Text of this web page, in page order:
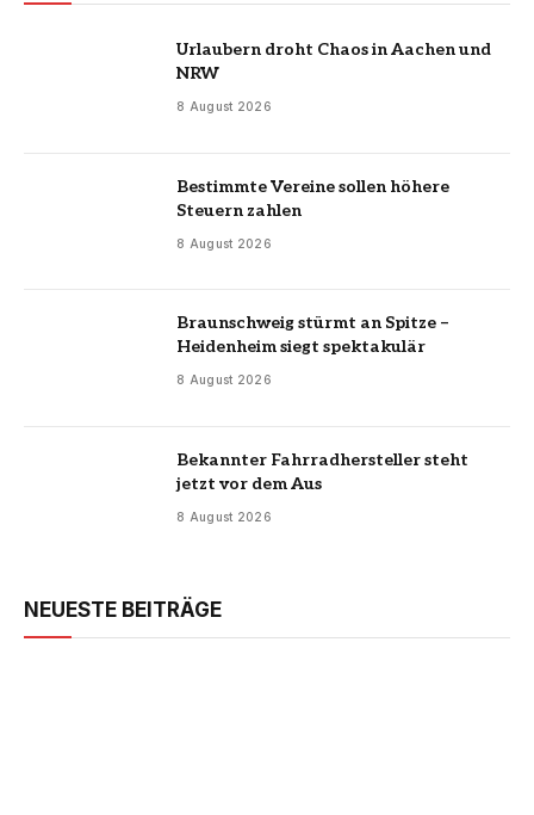
Urlaubern droht Chaos in Aachen und
NRW
8 August 2026
Bestimmte Vereine sollen höhere
Steuern zahlen
8 August 2026
Braunschweig stürmt an Spitze –
Heidenheim siegt spektakulär
8 August 2026
Bekannter Fahrradhersteller steht
jetzt vor dem Aus
8 August 2026
NEUESTE BEITRÄGE